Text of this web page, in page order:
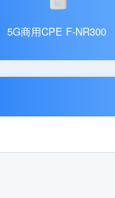
5G商用CPE F-NR300